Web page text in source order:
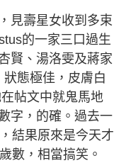
見壽星女收到多束
的一家三口過生
賢、湯洛雯及蔣家
態極佳，皮膚白
帖文中就鬼馬地
字，的確。過去一
結果原來是今天才
數，相當搞笑。